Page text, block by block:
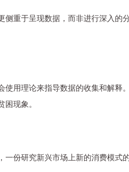
重于呈现数据，而非进行深入的
用理论来指导数据的收集和解释
现象。
份研究新兴市场上新的消费模式